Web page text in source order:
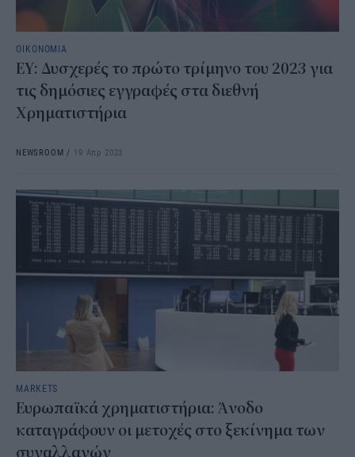
ΟΙΚΟΝΟΜΙΑ
ΕΥ: Δυσχερές το πρώτο τρίμηνο του 2023 για
τις δημόσιες εγγραφές στα διεθνή
Χρηματιστήρια
NEWSROOM / 19 Απρ 2023
MARKETS
Ευρωπαϊκά χρηματιστήρια: Άνοδο
καταγράφουν οι μετοχές στο ξεκίνημα των
συναλλαγών